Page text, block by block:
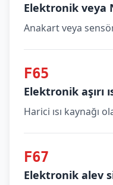
Elektronik veya
Anakart veya
F65
Elektronik aşırı
Harici ısı kaynağı
F67
Elektronik alev